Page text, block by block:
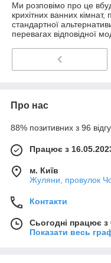
Ми розповімо про це
крихітних ванних кімнат,
стандартної
перевагах відповідної
Про нас
88% позитивних з 96
Працює з
м. Київ
Жуляни, провулок
Контакти
Сьогодні працює з
Показати весь